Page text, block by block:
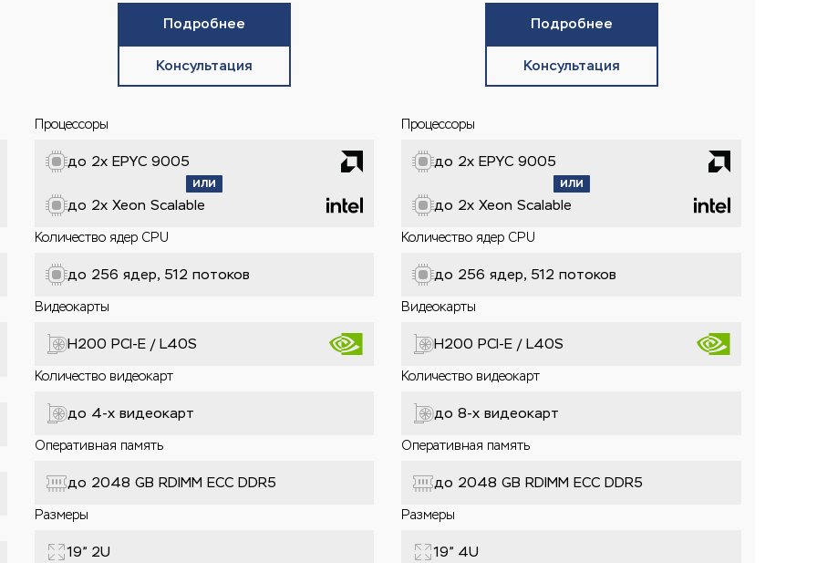
Подробнее
Консультация
Процессоры
до 2x EPYC 9005
до 2x Xeon Scalable
Количество ядер CPU
до 256 ядер, 512 потоков
Видеокарты
H200 PCI-E / L40S
Количество видеокарт
до 4-x видеокарт
Оперативная память
до 2048 GB RDIMM ECC DDR5
Размеры
19” 2U
Подробнее
Консультация
Процессоры
до 2x EPYC 9005
до 2x Xeon Scalable
Количество ядер CPU
до 256 ядер, 512 потоков
Видеокарты
H200 PCI-E / L40S
Количество видеокарт
до 8-x видеокарт
Оперативная память
до 2048 GB RDIMM ECC DDR5
Размеры
19” 4U